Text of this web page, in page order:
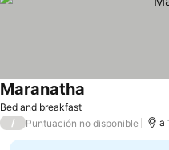
Bed and breakfast
Maranatha
/ Puntuación no disponible a